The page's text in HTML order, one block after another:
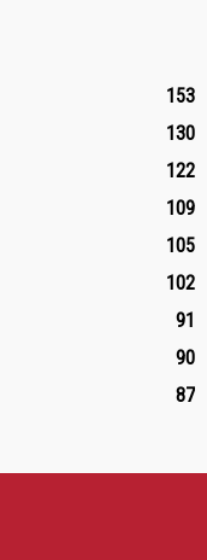
153
130
122
109
105
102
91
90
87